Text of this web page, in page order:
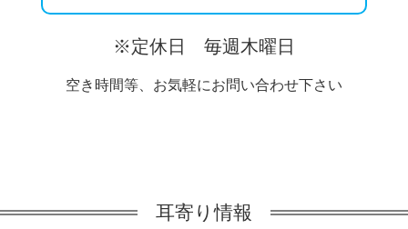
※定休日 毎週木曜日
空き時間等、お気軽にお問い合わせ下さい
耳寄り情報